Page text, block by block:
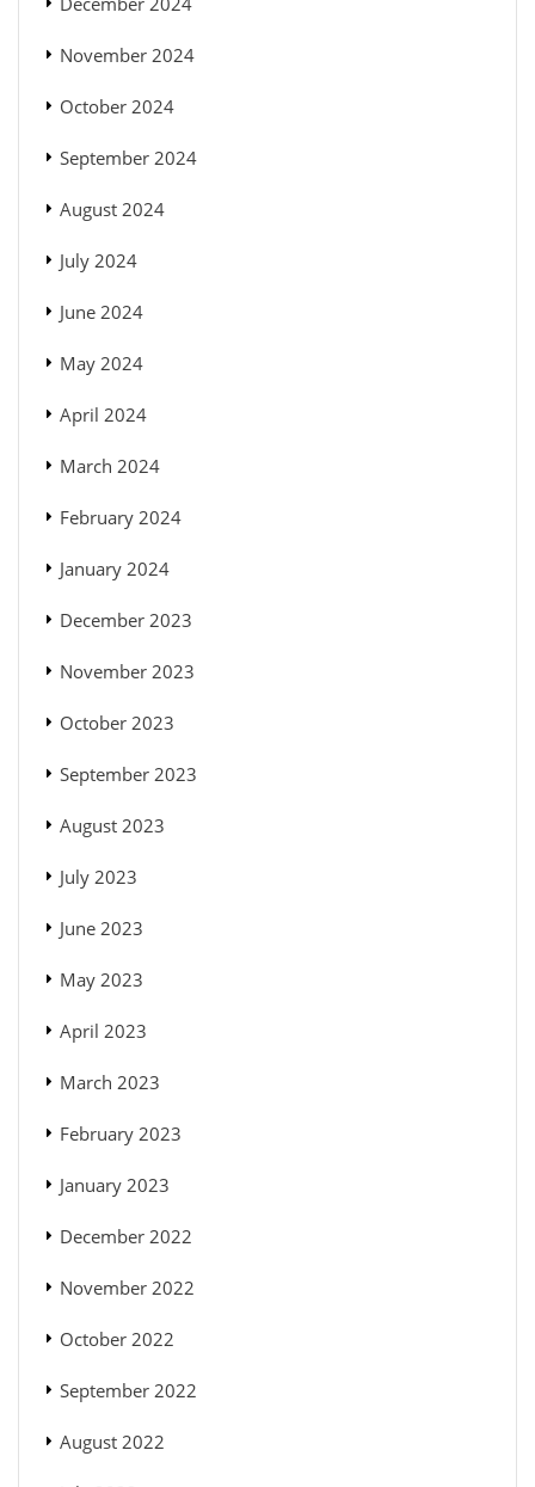
November 2024
October 2024
September 2024
August 2024
July 2024
June 2024
May 2024
April 2024
March 2024
February 2024
January 2024
December 2023
November 2023
October 2023
September 2023
August 2023
July 2023
June 2023
May 2023
April 2023
March 2023
February 2023
January 2023
December 2022
November 2022
October 2022
September 2022
August 2022